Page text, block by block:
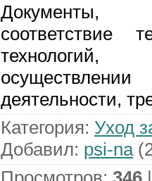
Документы,
соответствие
технологий,
деятельности,
Категория: Уход
Добавил: psi-na